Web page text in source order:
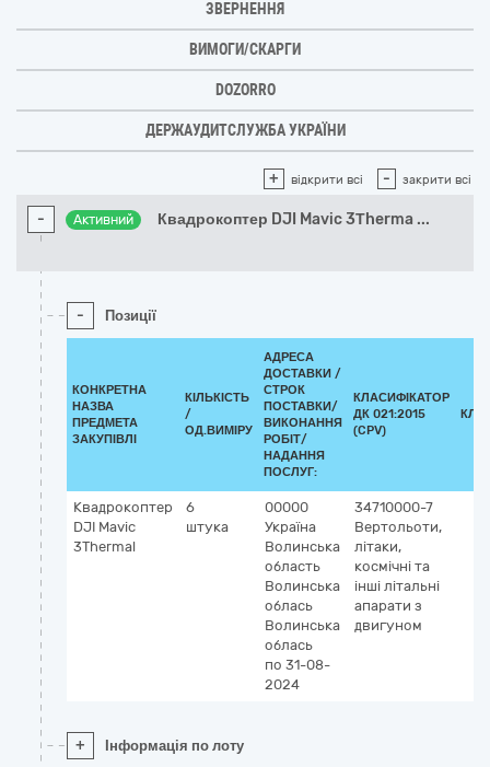
ЗВЕРНЕННЯ
ВИМОГИ/СКАРГИ
DOZORRO
ДЕРЖАУДИТСЛУЖБА УКРАЇНИ
+ відкрити всі - закрити всі
- Активний Квадрокоптер DJI Mavic 3Тherma ...
- Позиції
КОНКРЕТНА
НАЗВА
ПРЕДМЕТА
ЗАКУПІВЛІ
КІЛЬКІСТЬ
/
ОД.ВИМІРУ
АДРЕСА
ДОСТАВКИ /
СТРОК
ПОСТАВКИ/
ВИКОНАННЯ
РОБІТ/
НАДАННЯ
ПОСЛУГ:
КЛАСИФІКАТОР
ДК 021:2015
(CPV)
Квадрокоптер
DJI Mavic
3Тhermal
6
штука
00000
Україна
Волинська
область
Волинська
облась
Волинська
облась
по 31-08-
2024
34710000-7
Вертольоти,
літаки,
космічні та
інші літальні
апарати з
двигуном
+ Інформація по лоту